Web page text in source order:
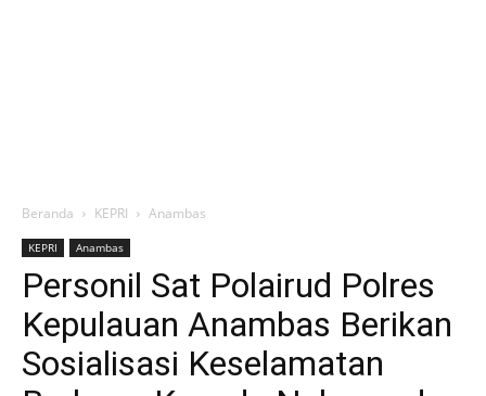
Beranda KEPRI Anambas
KEPRI Anambas
Personil Sat Polairud Polres
Kepulauan Anambas Berikan
Sosialisasi Keselamatan